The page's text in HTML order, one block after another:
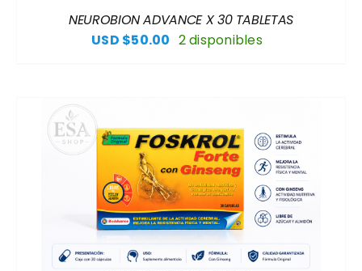
NEUROBION ADVANCE X 30 TABLETAS
USD $50.00 2 disponibles